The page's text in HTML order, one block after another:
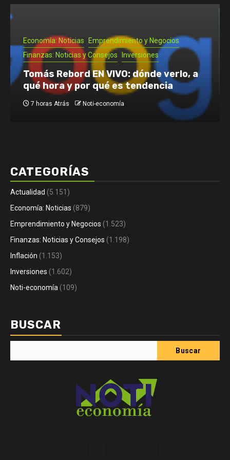
Emprendimiento y Negocios
Noti- Economia: Guía para que un
autónomo se vaya de vacaciones
1 día Atrás Noti-economía
CATEGORÍAS
Actualidad (5.151)
Economía: Noticias (879)
Emprendimiento y Negocios (1.523)
Finanzas: Noticias y Consejos (1.198)
Inflación (1.153)
Inversiones (1.602)
Noti-economía (109)
BUSCAR
Buscar